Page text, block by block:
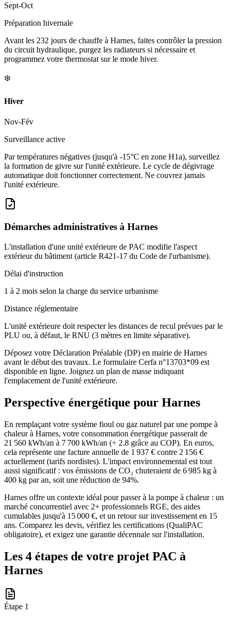
Sept-Oct
Préparation hivernale
Avant les 232 jours de chauffe à Harnes, faites contrôler la pression
du circuit hydraulique, purgez les radiateurs si nécessaire et
programmez votre thermostat sur le mode hiver.
❄️
Hiver
Nov-Fév
Surveillance active
Par températures négatives (jusqu'à -15°C en zone H1a), surveillez
la formation de givre sur l'unité extérieure. Le cycle de dégivrage
automatique doit fonctionner correctement. Ne couvrez jamais
l'unité extérieure.
Démarches administratives à Harnes
L'installation d'une unité extérieure de PAC modifie l'aspect
extérieur du bâtiment (article R421-17 du Code de l'urbanisme).
Délai d'instruction
1 à 2 mois selon la charge du service urbanisme
Distance réglementaire
L'unité extérieure doit respecter les distances de recul prévues par le
PLU ou, à défaut, le RNU (3 mètres en limite séparative).
Déposez votre Déclaration Préalable (DP) en mairie de Harnes
avant le début des travaux. Le formulaire Cerfa n°13703*09 est
disponible en ligne. Joignez un plan de masse indiquant
l'emplacement de l'unité extérieure.
Perspective énergétique pour Harnes
En remplaçant votre système fioul ou gaz naturel par une pompe à
chaleur à Harnes, votre consommation énergétique passerait de
21 560 kWh/an à 7 700 kWh/an (÷ 2.8 grâce au COP). En euros,
cela représente une facture annuelle de 1 937 € contre 2 156 €
actuellement (tarifs nordistes). L'impact environnemental est tout
aussi significatif : vos émissions de CO₂ chuteraient de 6 985 kg à
400 kg par an, soit une réduction de 94%.
Harnes offre un contexte idéal pour passer à la pompe à chaleur : un
marché concurrentiel avec 2+ professionnels RGE, des aides
cumulables jusqu'à 15 000 €, et un retour sur investissement en 15
ans. Comparez les devis, vérifiez les certifications (QualiPAC
obligatoire), et exigez une garantie décennale sur l'installation.
Les 4 étapes de votre projet PAC à
Harnes
Étape 1